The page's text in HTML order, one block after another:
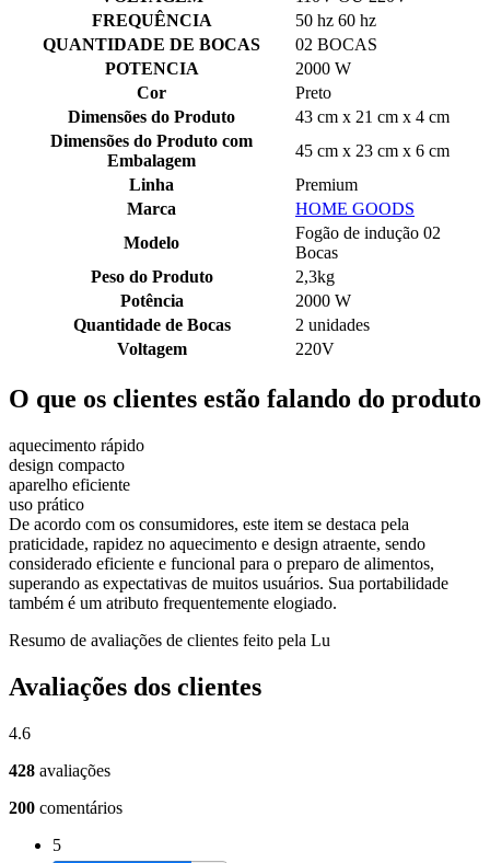
FREQUÊNCIA
50 hz 60 hz
QUANTIDADE DE BOCAS
02 BOCAS
POTENCIA
2000 W
Cor
Preto
Dimensões do Produto
43 cm x 21 cm x 4 cm
Dimensões do Produto com
Embalagem
45 cm x 23 cm x 6 cm
Linha
Premium
Marca
HOME GOODS
Modelo
Fogão de indução 02
Bocas
Peso do Produto
2,3kg
Potência
2000 W
Quantidade de Bocas
2 unidades
Voltagem
220V
O que os clientes estão falando do produto
aquecimento rápido
design compacto
aparelho eficiente
uso prático
De acordo com os consumidores, este item se destaca pela
praticidade, rapidez no aquecimento e design atraente, sendo
considerado eficiente e funcional para o preparo de alimentos,
superando as expectativas de muitos usuários. Sua portabilidade
também é um atributo frequentemente elogiado.
Resumo de avaliações de clientes feito pela Lu
Avaliações dos clientes
4.6
428 avaliações
200 comentários
5